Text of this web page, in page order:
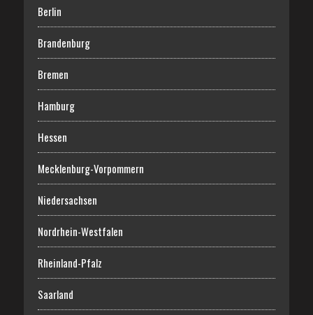
Berlin
Brandenburg
Bremen
Hamburg
Hessen
Mecklenburg-Vorpommern
Niedersachsen
Nordrhein-Westfalen
Rheinland-Pfalz
Saarland